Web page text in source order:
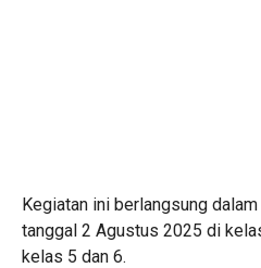
Kegiatan ini berlangsung
tanggal 2 Agustus 2025 di
kelas 5 dan 6.